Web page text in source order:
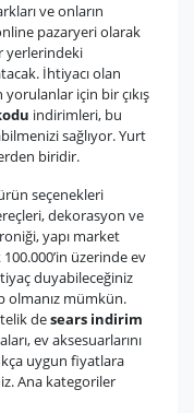
ve onların
pazaryeri olarak
yerlerindeki
İhtiyacı olan
için bir çıkış
indirimleri, bu
sağlıyor. Yurt
biridir.
seçenekleri
dekorasyon ve
yapı market
üzerinde ev
duyabileceğiniz
olmanız mümkün.
desears indirim
ev aksesuarlarını
uygun fiyatlara
Ana kategoriler